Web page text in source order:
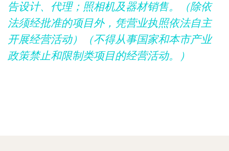
告设计、代理；照相机及器材销售。（除依
法须经批准的项目外，凭营业执照依法自主
开展经营活动）（不得从事国家和本市产业
政策禁止和限制类项目的经营活动。）